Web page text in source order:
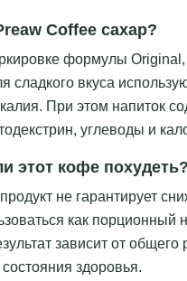
Coffee сахар?
формулы Original,
сладкого вкуса
При этом напиток
углеводы и
этот кофе похудеть?
не гарантирует
как порционный
зависит от общего
здоровья.